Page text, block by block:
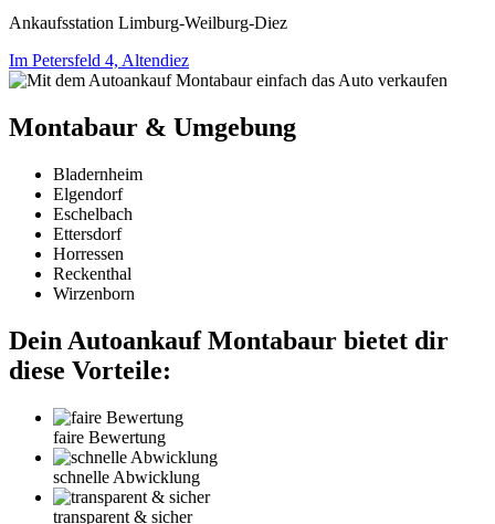
Ankaufsstation Limburg-Weilburg-Diez
Im Petersfeld 4, Altendiez
Montabaur & Umgebung
Bladernheim
Elgendorf
Eschelbach
Ettersdorf
Horressen
Reckenthal
Wirzenborn
Dein Autoankauf Montabaur bietet dir
diese Vorteile:
faire Bewertung
schnelle Abwicklung
transparent & sicher